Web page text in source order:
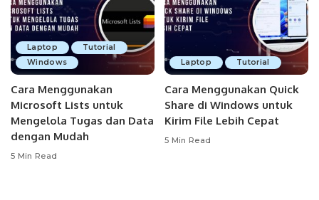
Laptop
Tutorial
Windows
Cara Menggunakan
Microsoft Lists untuk
Mengelola Tugas dan Data
dengan Mudah
5 Min Read
Laptop Tutorial
Cara Menggunakan Quick
Share di Windows untuk
Kirim File Lebih Cepat
5 Min Read